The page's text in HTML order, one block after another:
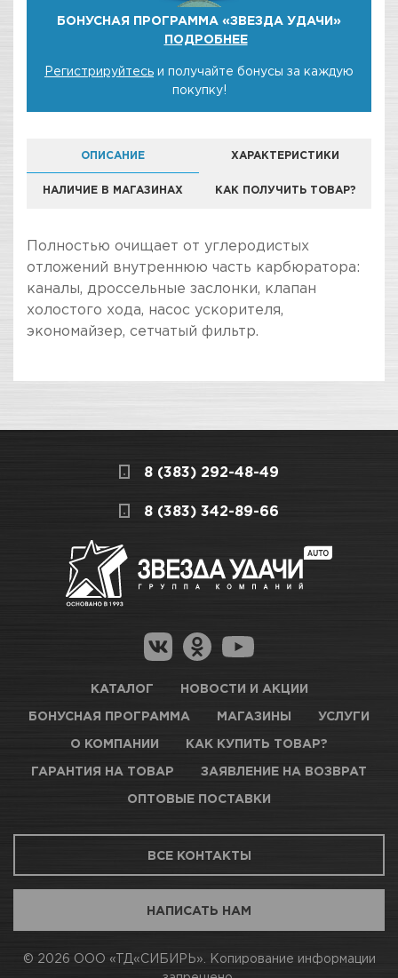
БОНУСНАЯ ПРОГРАММА «ЗВЕЗДА УДАЧИ»
ПОДРОБНЕЕ
Регистрируйтесь и получайте бонусы за каждую
покупку!
ОПИСАНИЕ ХАРАКТЕРИСТИКИ
НАЛИЧИЕ В МАГАЗИНАХ КАК ПОЛУЧИТЬ ТОВАР?
Полностью очищает от углеродистых
отложений внутреннюю часть карбюратора:
каналы, дроссельные заслонки, клапан
холостого хода, насос ускорителя,
экономайзер, сетчатый фильтр.
СКЛАДСКОЙ КОМПЛЕКС
Много
Новосибирск, Петухова, 27/3
КАРТА ПРОЕЗДА И КОНТАКТЫ
Новосибирск, Богдана Хмельницкого, 1/1
АВТОПАРК Н54
получение товара максимально комфортными,
поэтому подготовили для Вас самую
Как купить товар?
Гарантия на товар
Магазины для получения товара
Оптовые поставки
8 (383) 292-48-49
8 (383) 342-89-66
КАТАЛОГ НОВОСТИ И АКЦИИ
БОНУСНАЯ ПРОГРАММА МАГАЗИНЫ УСЛУГИ
О КОМПАНИИ КАК КУПИТЬ ТОВАР?
ГАРАНТИЯ НА ТОВАР ЗАЯВЛЕНИЕ НА ВОЗВРАТ
ОПТОВЫЕ ПОСТАВКИ
ВСЕ КОНТАКТЫ
НАПИСАТЬ НАМ
© 2026 ООО «ТД«СИБИРЬ». Копирование информации